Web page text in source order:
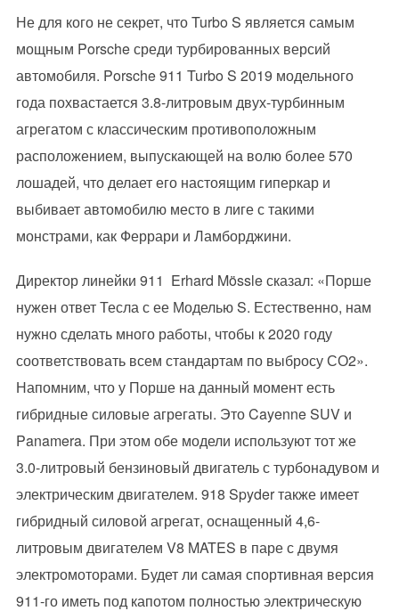
Не для кого не секрет, что Turbo S является самым
мощным Porsche среди турбированных версий
автомобиля. Porsche 911 Turbo S 2019 модельного
года похвастается 3.8-литровым двух-турбинным
агрегатом с классическим противоположным
расположением, выпускающей на волю более 570
лошадей, что делает его настоящим гиперкар и
выбивает автомобилю место в лиге с такими
монстрами, как Феррари и Ламборджини.
Директор линейки 911 Erhard Mössle сказал: «Порше
нужен ответ Тесла с ее Моделью S. Естественно, нам
нужно сделать много работы, чтобы к 2020 году
соответствовать всем стандартам по выбросу СО2».
Напомним, что у Порше на данный момент есть
гибридные силовые агрегаты. Это Cayenne SUV и
Panamera. При этом обе модели используют тот же
3.0-литровый бензиновый двигатель с турбонадувом и
электрическим двигателем. 918 Spyder также имеет
гибридный силовой агрегат, оснащенный 4,6-
литровым двигателем V8 MATES в паре с двумя
электромоторами. Будет ли самая спортивная версия
911-го иметь под капотом полностью электрическую